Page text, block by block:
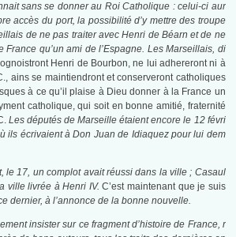
sans se donner au Roi Catholique : celui-ci aur
accès du port, la possibilité d’y mettre des troupe
de ne pas traiter avec Henri de Béarn et de ne
France qu’un ami de l’Espagne. Les Marseillais, di
Henri de Bourbon, ne lui adhereront ni à
ains se maintiendront et conserveront catholiques
à ce qu’il plaise à Dieu donner à la France un
catholique, qui soit en bonne amitié, fraternité
Les députés de Marseille étaient encore le 12 févri
ils écrivaient à Don Juan de Idiaquez pour lui dem
le 17, un complot avait réussi dans la ville ; Casaul
ville livrée à Henri IV.C’est maintenant que je suis
dernier, à l’annonce de la bonne nouvelle.
insister sur ce fragment d’histoire de France, r